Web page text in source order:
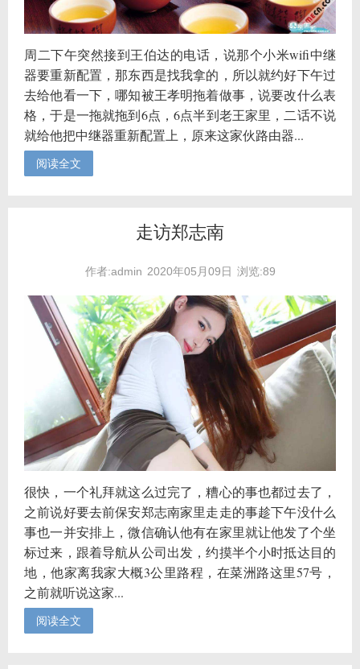
周二下午突然接到王伯达的电话，说那个小米wifi中继
器要重新配置，那东西是找我拿的，所以就约好下午过
去给他看一下，哪知被王孝明拖着做事，说要改什么表
格，于是一拖就拖到6点，6点半到老王家里，二话不说
就给他把中继器重新配置上，原来这家伙路由器...
阅读全文
走访郑志南
作者:admin 2020年05月09日 浏览:89
很快，一个礼拜就这么过完了，糟心的事也都过去了，
之前说好要去前保安郑志南家里走走的事趁下午没什么
事也一并安排上，微信确认他有在家里就让他发了个坐
标过来，跟着导航从公司出发，约摸半个小时抵达目的
地，他家离我家大概3公里路程，在菜洲路这里57号，
之前就听说这家...
阅读全文